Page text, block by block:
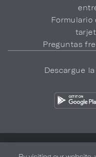
Formulario
Preguntas
Descargue